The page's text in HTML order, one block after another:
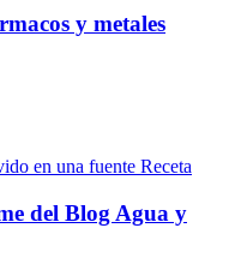
y metales
Receta
del Blog Agua y